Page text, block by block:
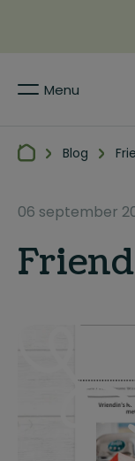
Menu
Blog
06 september
Friend